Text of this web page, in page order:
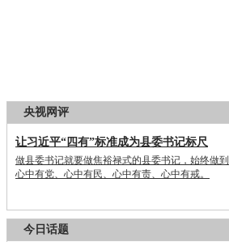
央视网评
让习近平“四有”标准成为县委书记标尺
做县委书记就要做焦裕禄式的县委书记，始终做到
心中有党、心中有民、心中有责、心中有戒。
今日话题